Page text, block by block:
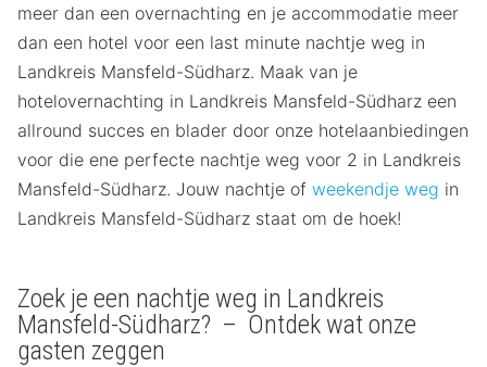
meer dan een overnachting en je accommodatie meer
dan een hotel voor een last minute nachtje weg in
Landkreis Mansfeld-Südharz. Maak van je
hotelovernachting in Landkreis Mansfeld-Südharz een
allround succes en blader door onze hotelaanbiedingen
voor die ene perfecte nachtje weg voor 2 in Landkreis
Mansfeld-Südharz. Jouw nachtje of weekendje weg in
Landkreis Mansfeld-Südharz staat om de hoek!
Zoek je een nachtje weg in Landkreis
Mansfeld-Südharz? – Ontdek wat onze
gasten zeggen